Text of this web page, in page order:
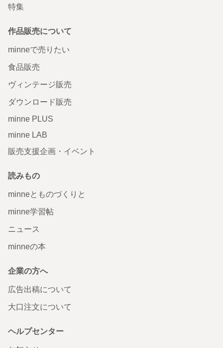
特集
作品販売について
minneで売りたい
食品販売
ヴィンテージ販売
ダウンロード販売
minne PLUS
minne LAB
販売支援企画・イベント
読みもの
minneとものづくりと
minne学習帖
ニュース
minneの本
企業の方へ
広告出稿について
大口注文について
ヘルプセンター